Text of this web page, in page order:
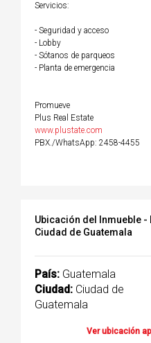
Servicios:
- Seguridad y acceso
- Lobby
- Sótanos de parqueos
- Planta de emergencia
Promueve
Plus Real Estate
www.plustate.com
PBX./WhatsApp: 2458-4455
Ubicación del Inmueble -
Ciudad de Guatemala
País: Guatemala
Ciudad: Ciudad de
Guatemala
Ver ubicación